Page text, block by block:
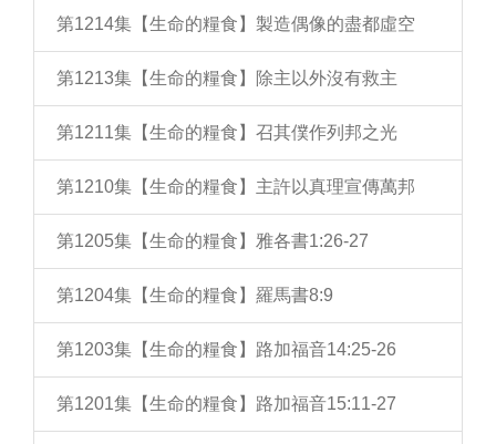
第1214集【生命的糧食】製造偶像的盡都虛空
第1213集【生命的糧食】除主以外沒有救主
第1211集【生命的糧食】召其僕作列邦之光
第1210集【生命的糧食】主許以真理宣傳萬邦
第1205集【生命的糧食】雅各書1:26-27
第1204集【生命的糧食】羅馬書8:9
第1203集【生命的糧食】路加福音14:25-26
第1201集【生命的糧食】路加福音15:11-27